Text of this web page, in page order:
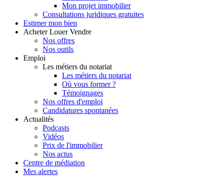
Mon projet immobilier
Consultations juridiques gratuites
Estimer mon bien
Acheter Louer Vendre
Nos offres
Nos outils
Emploi
Les métiers du notariat
Les métiers du notariat
Où vous former ?
Témoignages
Nos offres d'emploi
Candidatures spontanées
Actualités
Podcasts
Vidéos
Prix de l'immobilier
Nos actus
Centre de médiation
Mes alertes